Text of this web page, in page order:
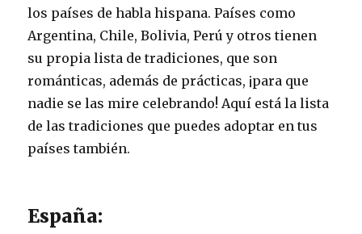
los países de habla hispana. Países como
Argentina, Chile, Bolivia, Perú y otros tienen
su propia lista de tradiciones, que son
románticas, además de prácticas, ¡para que
nadie se las mire celebrando! Aquí está la lista
de las tradiciones que puedes adoptar en tus
países también.
España: